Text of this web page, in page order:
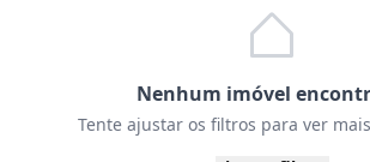
Nenhum imóvel
Tente ajustar os filtros para ver